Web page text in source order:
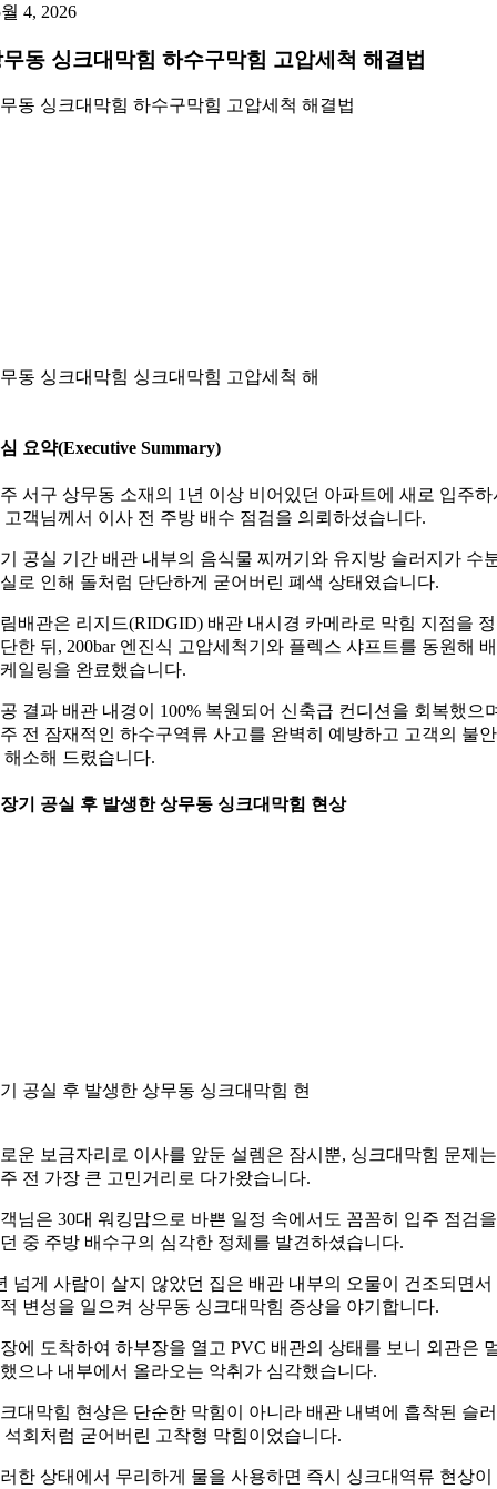
4, 2026
동 싱크대막힘 하수구막힘 고압세척 해결법
동 싱크대막힘 하수구막힘 고압세척 해결법
동 싱크대막힘 싱크대막힘 고압세척 해
요약(Executive Summary)
서구 상무동 소재의 1년 이상 비어있던 아파트에 새로 입주하
고객님께서 이사 전 주방 배수 점검을 의뢰하셨습니다.
공실 기간 배관 내부의 음식물 찌꺼기와 유지방 슬러지가 수
로 인해 돌처럼 단단하게 굳어버린 폐색 상태였습니다.
배관은 리지드(RIDGID) 배관 내시경 카메라로 막힘 지점을
한 뒤, 200bar 엔진식 고압세척기와 플렉스 샤프트를 동원해
일링을 완료했습니다.
결과 배관 내경이 100% 복원되어 신축급 컨디션을 회복했으
전 잠재적인 하수구역류 사고를 완벽히 예방하고 고객의 불
해소해 드렸습니다.
기 공실 후 발생한 상무동 싱크대막힘 현상
공실 후 발생한 상무동 싱크대막힘 현
운 보금자리로 이사를 앞둔 설렘은 잠시뿐, 싱크대막힘 문제는
전 가장 큰 고민거리로 다가왔습니다.
님은 30대 워킹맘으로 바쁜 일정 속에서도 꼼꼼히 입주 점검을
중 주방 배수구의 심각한 정체를 발견하셨습니다.
넘게 사람이 살지 않았던 집은 배관 내부의 오물이 건조되면서
변성을 일으켜 상무동 싱크대막힘 증상을 야기합니다.
에 도착하여 하부장을 열고 PVC 배관의 상태를 보니 외관은
으나 내부에서 올라오는 악취가 심각했습니다.
대막힘 현상은 단순한 막힘이 아니라 배관 내벽에 흡착된 슬
석회처럼 굳어버린 고착형 막힘이었습니다.
한 상태에서 무리하게 물을 사용하면 즉시 싱크대역류 현상이